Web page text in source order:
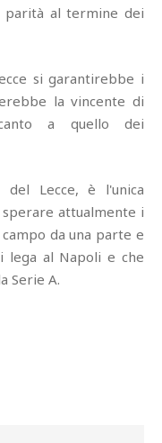
parità al termine dei
si garantirebbe i
la vincente di
a quello dei
Lecce, è l'unica
attualmente i
da una parte e
lega al Napoli e che
Serie A.